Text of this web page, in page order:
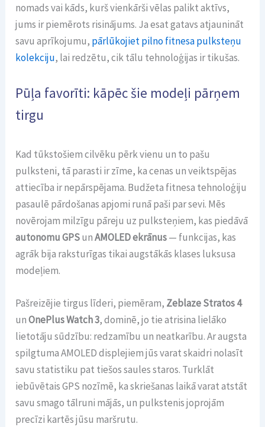
nomads vai kāds, kurš vienkārši vēlas palikt aktīvs,
jums ir piemērots risinājums. Ja esat gatavs atjaunināt
savu aprīkojumu, pārlūkojiet pilno fitnesa pulksteņu
kolekciju, lai redzētu, cik tālu tehnoloģijas ir tikušas.
Pūļa favorīti: kāpēc šie modeļi pārņem
tirgu
Kad tūkstošiem cilvēku pērk vienu un to pašu
pulksteni, tā parasti ir zīme, ka cenas un veiktspējas
attiecība ir nepārspējama. Budžeta fitnesa tehnoloģiju
pasaulē pārdošanas apjomi runā paši par sevi. Mēs
novērojam milzīgu pāreju uz pulksteņiem, kas piedāvā
autonomu GPSunAMOLED ekrānus— funkcijas, kas
agrāk bija raksturīgas tikai augstākās klases luksusa
modeļiem.
Pašreizējie tirgus līderi, piemēram, Zeblaze Stratos 4
unOnePlus Watch 3, dominē, jo tie atrisina lielāko
lietotāju sūdzību: redzamību un neatkarību. Ar augsta
spilgtuma AMOLED displejiem jūs varat skaidri nolasīt
savu statistiku pat tiešos saules staros. Turklāt
iebūvētais GPS nozīmē, ka skriešanas laikā varat atstāt
savu smago tālruni mājās, un pulkstenis joprojām
precīzi kartēs jūsu maršrutu.